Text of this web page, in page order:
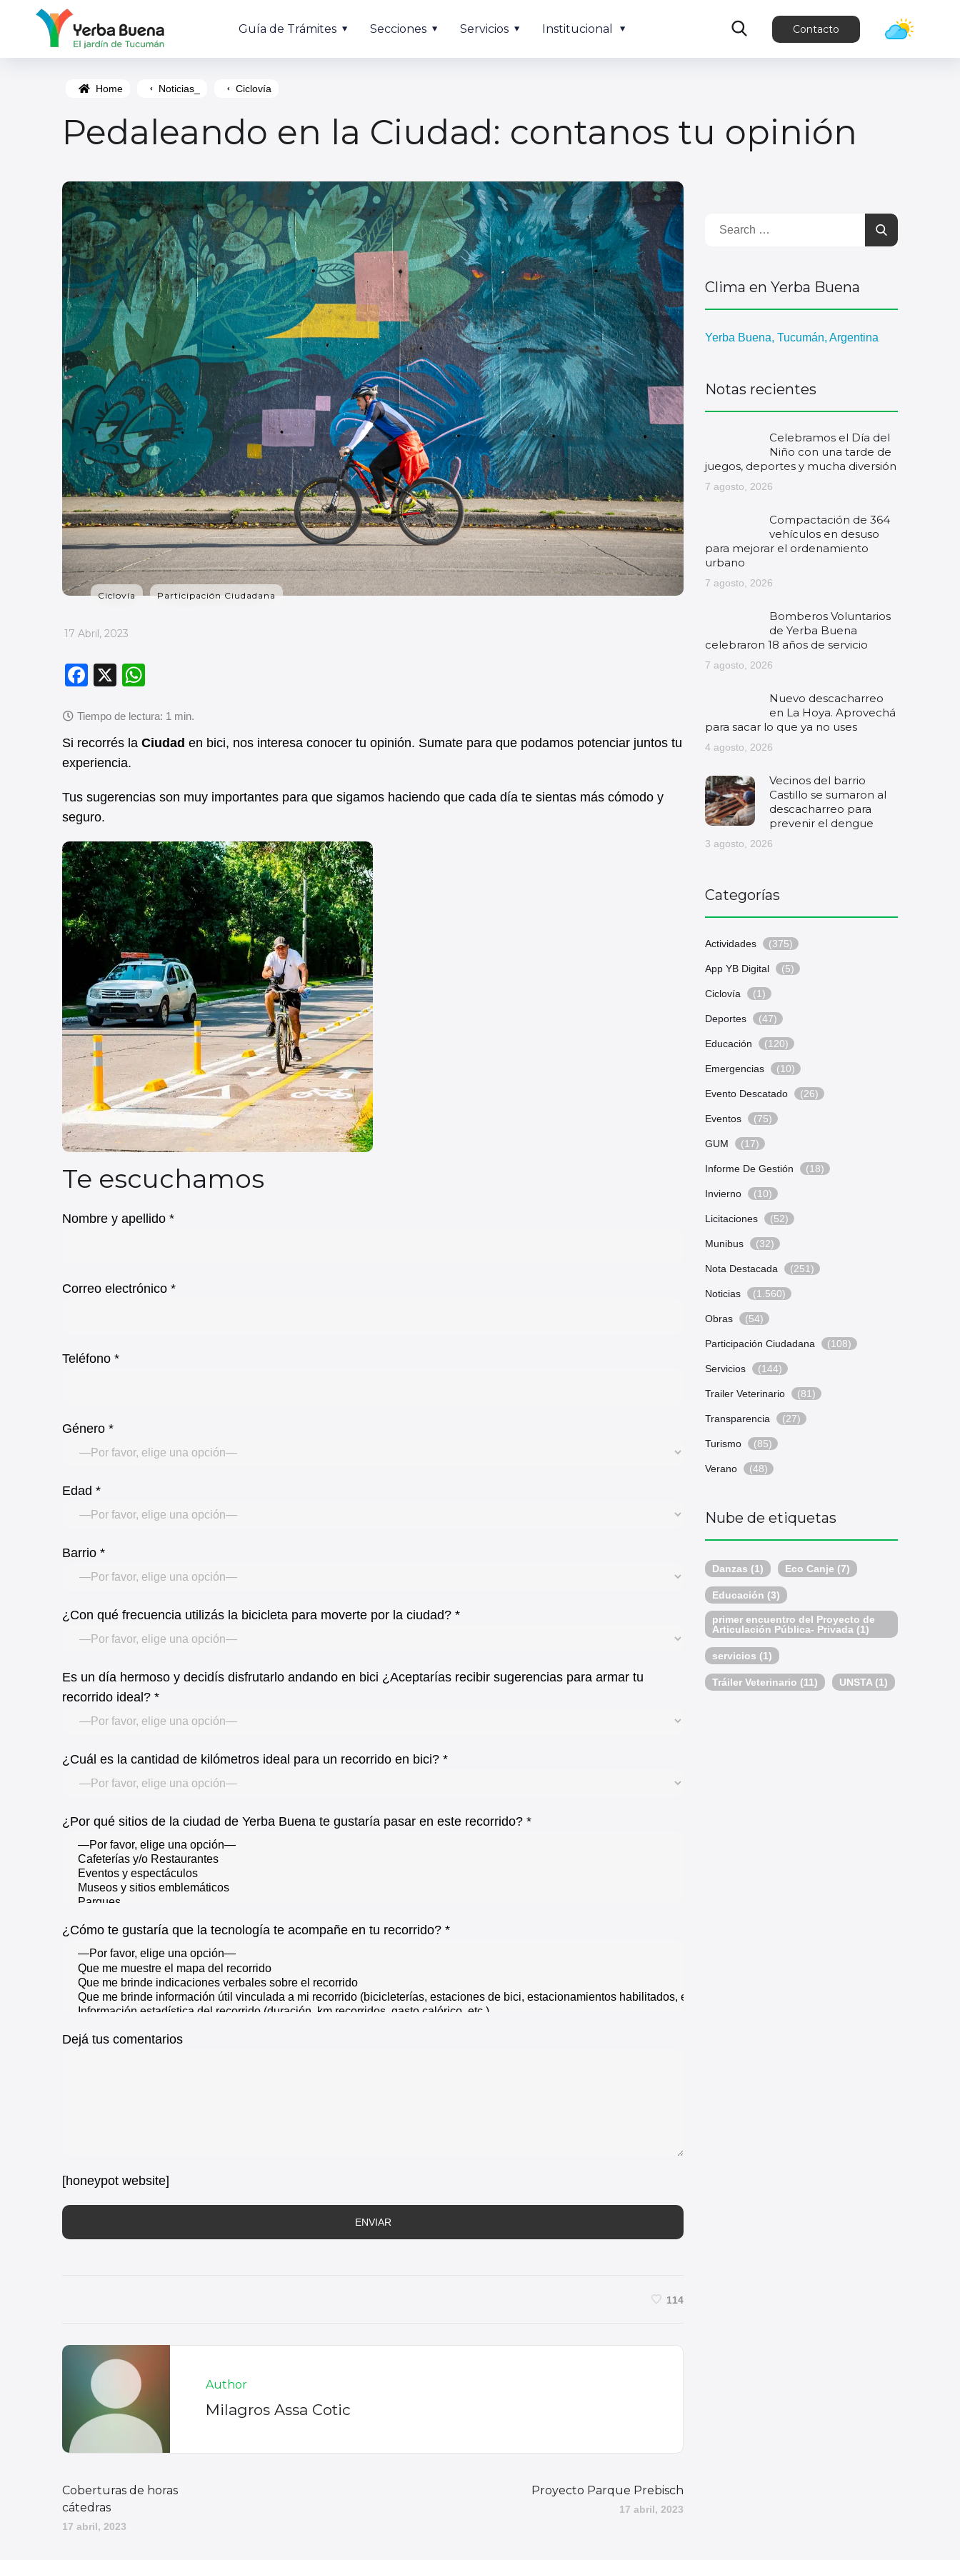
Guía de Trámites Secciones Servicios Institucional Contacto
Home Noticias_ Ciclovía
Pedaleando en la Ciudad: contanos tu opinión
Ciclovía Participación Ciudadana
_
17 Abril, 2023
F
c
e
b
o
o
k
X
at
s
p
Si recorrés la Ciudad en bici, nos interesa conocer tu opinión. Sumate para que podamos potenciar juntos tu
experiencia.
Tus sugerencias son muy importantes para que sigamos haciendo que cada día te sientas más cómodo y
seguro.
Te escuchamos
Nombre y apellido *
Correo electrónico *
Teléfono *
Género *
Edad *
Barrio *
¿Con qué frecuencia utilizás la bicicleta para moverte por la ciudad? *
Es un día hermoso y decidís disfrutarlo andando en bici ¿Aceptarías recibir sugerencias para armar tu
recorrido ideal? *
¿Cuál es la cantidad de kilómetros ideal para un recorrido en bici? *
¿Por qué sitios de la ciudad de Yerba Buena te gustaría pasar en este recorrido? *
¿Cómo te gustaría que la tecnología te acompañe en tu recorrido? *
Dejá tus comentarios
[honeypot website]
114
Author
Milagros Assa Cotic
Coberturas de horas
cátedras
17 abril, 2023
Proyecto Parque Prebisch
17 abril, 2023
Clima en Yerba Buena
Yerba Buena, Tucumán, Argentina
Notas recientes
Celebramos el Día del
Niño con una tarde de
juegos, deportes y mucha diversión
7 agosto, 2026
Compactación de 364
vehículos en desuso
para mejorar el ordenamiento
urbano
7 agosto, 2026
Bomberos Voluntarios
de Yerba Buena
celebraron 18 años de servicio
7 agosto, 2026
Nuevo descacharreo
en La Hoya. Aprovechá
para sacar lo que ya no uses
4 agosto, 2026
Vecinos del barrio
Castillo se sumaron al
descacharreo para
prevenir el dengue
3 agosto, 2026
Categorías
Actividades (375)
App YB Digital (5)
Ciclovía (1)
Deportes (47)
Educación (120)
Emergencias (10)
Evento Descatado (26)
Eventos (75)
GUM (17)
Informe De Gestión (18)
Invierno (10)
Licitaciones (52)
Munibus (32)
Nota Destacada (251)
Noticias (1.560)
Obras (54)
Participación Ciudadana (108)
Servicios (144)
Trailer Veterinario (81)
Transparencia (27)
Turismo (85)
Verano (48)
Nube de etiquetas
Danzas (1) Eco Canje (7)
Educación (3)
primer encuentro del Proyecto de
Articulación Pública- Privada (1)
servicios (1)
Tráiler Veterinario (11) UNSTA (1)